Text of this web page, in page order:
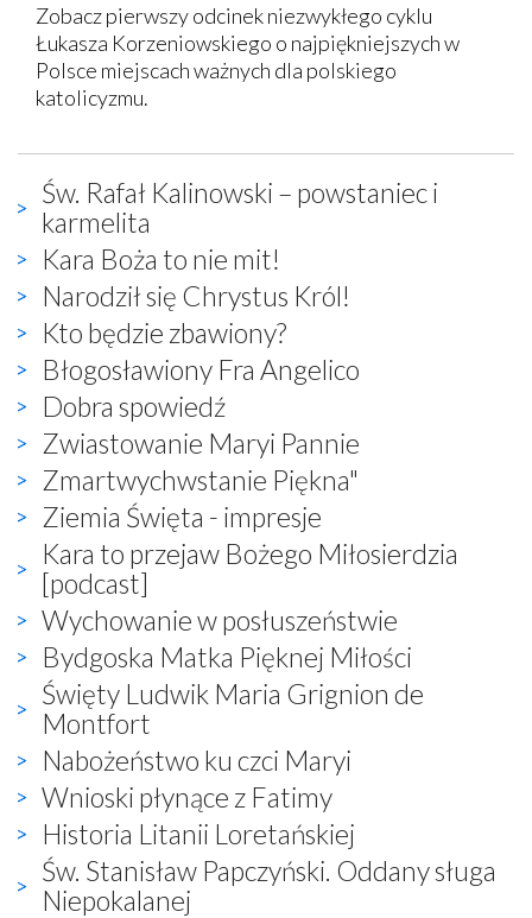
Zobacz pierwszy odcinek niezwykłego cyklu
Łukasza Korzeniowskiego o najpiękniejszych w
Polsce miejscach ważnych dla polskiego
katolicyzmu.
Św. Rafał Kalinowski – powstaniec i
karmelita
Kara Boża to nie mit!
Narodził się Chrystus Król!
Kto będzie zbawiony?
Błogosławiony Fra Angelico
Dobra spowiedź
Zwiastowanie Maryi Pannie
Zmartwychwstanie Piękna"
Ziemia Święta - impresje
Kara to przejaw Bożego Miłosierdzia
[podcast]
Wychowanie w posłuszeństwie
Bydgoska Matka Pięknej Miłości
Święty Ludwik Maria Grignion de
Montfort
Nabożeństwo ku czci Maryi
Wnioski płynące z Fatimy
Historia Litanii Loretańskiej
Św. Stanisław Papczyński. Oddany sługa
Niepokalanej